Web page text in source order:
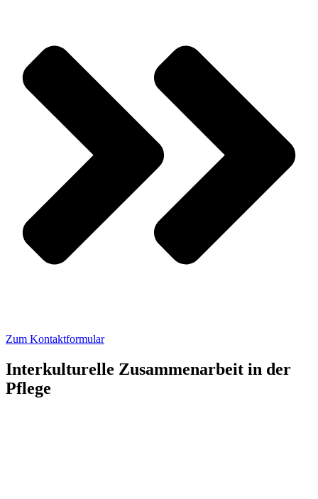
Zum Kontaktformular
Interkulturelle Zusammenarbeit in der
Pflege